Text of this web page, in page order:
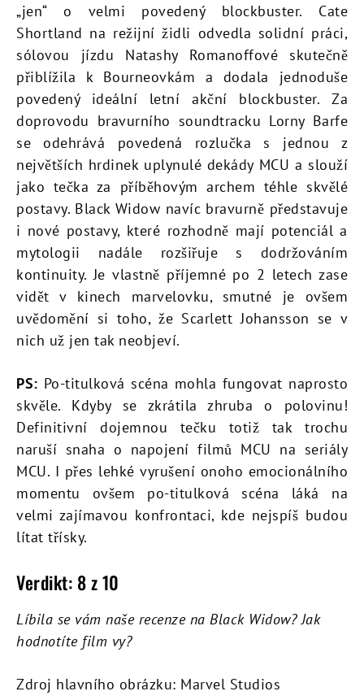
„jen“ o velmi povedený blockbuster. Cate
Shortland na režijní židli odvedla solidní práci,
sólovou jízdu Natashy Romanoffové skutečně
přiblížila k Bourneovkám a dodala jednoduše
povedený ideální letní akční blockbuster. Za
doprovodu bravurního soundtracku Lorny Barfe
se odehrává povedená rozlučka s jednou z
největších hrdinek uplynulé dekády MCU a slouží
jako tečka za příběhovým archem téhle skvělé
postavy. Black Widow navíc bravurně představuje
i nové postavy, které rozhodně mají potenciál a
mytologii nadále rozšiřuje s dodržováním
kontinuity. Je vlastně příjemné po 2 letech zase
vidět v kinech marvelovku, smutné je ovšem
uvědomění si toho, že Scarlett Johansson se v
nich už jen tak neobjeví.
PS: Po-titulková scéna mohla fungovat naprosto
skvěle. Kdyby se zkrátila zhruba o polovinu!
Definitivní dojemnou tečku totiž tak trochu
naruší snaha o napojení filmů MCU na seriály
MCU. I přes lehké vyrušení onoho emocionálního
momentu ovšem po-titulková scéna láká na
velmi zajímavou konfrontaci, kde nejspíš budou
lítat třísky.
Verdikt: 8 z 10
Líbila se vám naše recenze na Black Widow? Jak
hodnotíte film vy?
Zdroj hlavního obrázku: Marvel Studios